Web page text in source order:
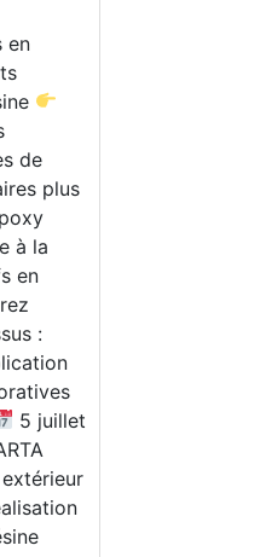
en
de
plus
à la
en
:
5 juillet